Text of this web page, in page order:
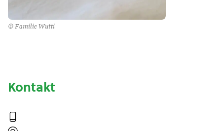
© Familie Wutti
Kontakt